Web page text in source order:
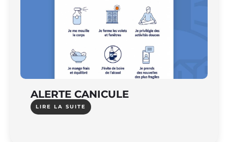
ALERTE CANICULE
LIRE LA SUITE